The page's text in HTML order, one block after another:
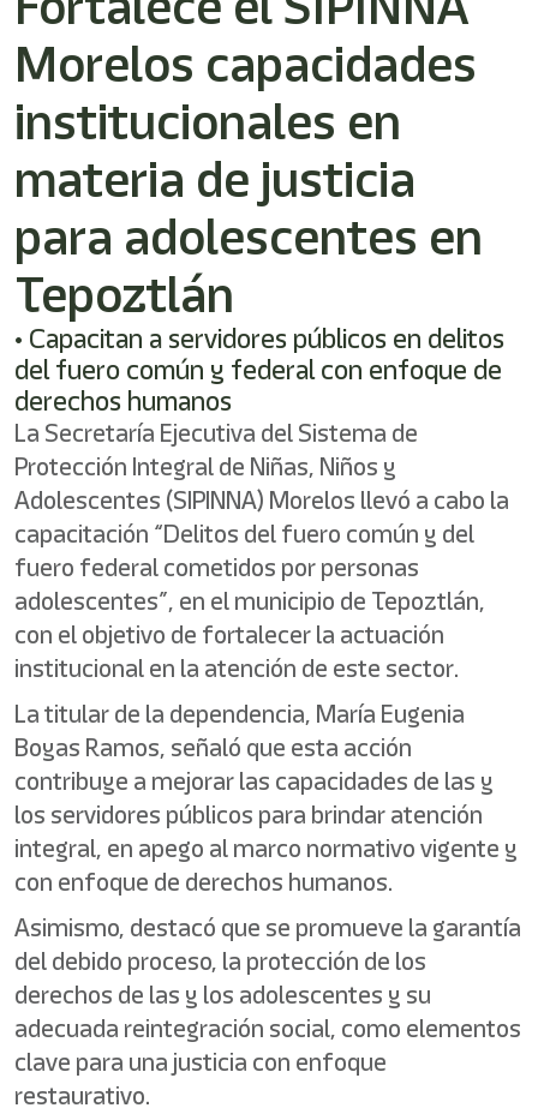
activates
the
screen
help
you
navigate
interact
with
the
content.
Morelos capacidades
institucionales en
materia de justicia
para adolescentes en
Tepoztlán
• Capacitan a servidores públicos en delitos
del fuero común y federal con enfoque de
derechos humanos
La Secretaría Ejecutiva del Sistema de
Protección Integral de Niñas, Niños y
Adolescentes (SIPINNA) Morelos llevó a cabo la
capacitación “Delitos del fuero común y del
fuero federal cometidos por personas
adolescentes”, en el municipio de Tepoztlán,
con el objetivo de fortalecer la actuación
institucional en la atención de este sector.
La titular de la dependencia, María Eugenia
Boyas Ramos, señaló que esta acción
contribuye a mejorar las capacidades de las y
los servidores públicos para brindar atención
integral, en apego al marco normativo vigente y
con enfoque de derechos humanos.
Asimismo, destacó que se promueve la garantía
del debido proceso, la protección de los
derechos de las y los adolescentes y su
adecuada reintegración social, como elementos
clave para una justicia con enfoque
restaurativo.